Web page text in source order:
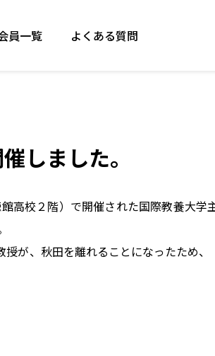
員一覧 よくある質問
しました。
高校２階）で開催された国際教養大学
が、秋田を離れることになったため、